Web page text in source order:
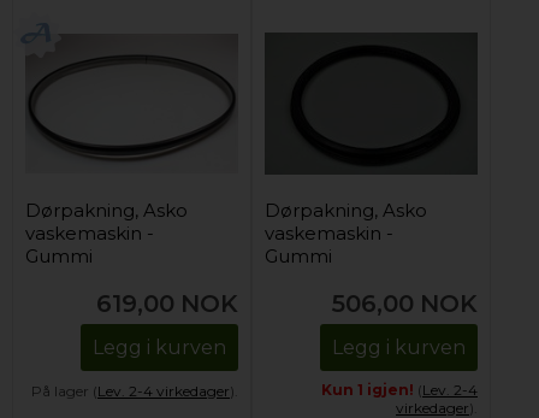
Dørpakning, Asko
vaskemaskin -
Gummi
619,00 NOK
Legg i kurven
På lager (Lev. 2-4 virkedager).
Dørpakning, Asko
vaskemaskin -
Gummi
506,00 NOK
Legg i kurven
Kun 1 igjen! (Lev. 2-4
virkedager).